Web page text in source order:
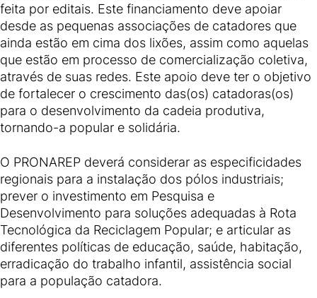
feita por editais. Este financiamento deve apoiar
desde as pequenas associações de catadores que
ainda estão em cima dos lixões, assim como aquelas
que estão em processo de comercialização coletiva,
através de suas redes. Este apoio deve ter o objetivo
de fortalecer o crescimento das(os) catadoras(os)
para o desenvolvimento da cadeia produtiva,
tornando-a popular e solidária.
O PRONAREP deverá considerar as especificidades
regionais para a instalação dos pólos industriais;
prever o investimento em Pesquisa e
Desenvolvimento para soluções adequadas à Rota
Tecnológica da Reciclagem Popular; e articular as
diferentes políticas de educação, saúde, habitação,
erradicação do trabalho infantil, assistência social
para a população catadora.